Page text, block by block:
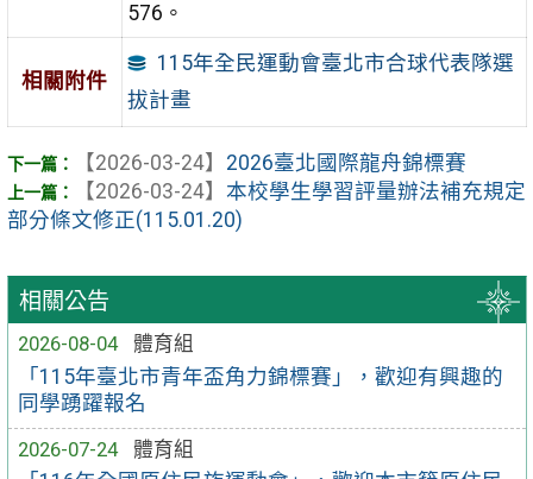
相關公告
2026-08-04
體育組
「115年臺北市青年盃角力錦標賽」，歡迎有興趣的
同學踴躍報名
2026-07-24
體育組
576。
相關附件
115年全民運動會臺北市合球代表隊選
拔計畫
【2026-03-24】 2026臺北國際龍舟錦標賽
【2026-03-24】 本校學生學習評量辦法補充規定
部分條文修正(115.01.20)